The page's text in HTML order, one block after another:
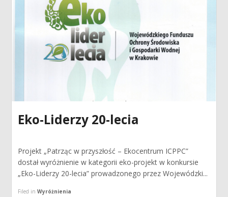
Eko-Liderzy 20-lecia
Projekt „Patrząc w przyszłość – Ekocentrum ICPPC”
dostał wyróżnienie w kategorii eko-projekt w konkursie
„Eko-Liderzy 20-lecia” prowadzonego przez Wojewódzki...
Filed inWyróżnienia